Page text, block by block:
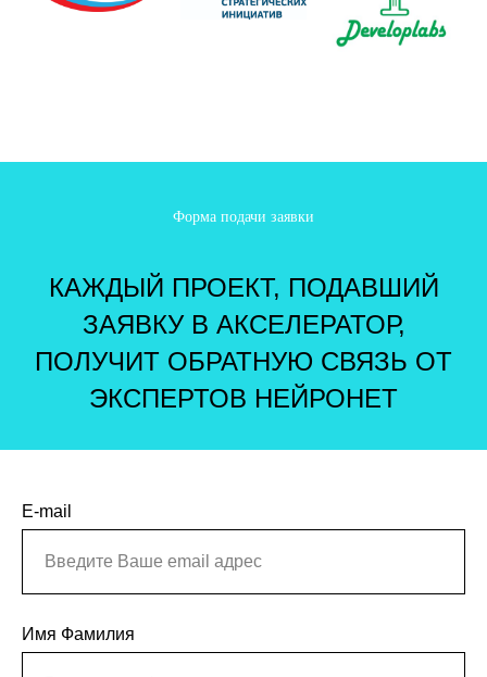
Форма подачи заявки
КАЖДЫЙ ПРОЕКТ, ПОДАВШИЙ
ЗАЯВКУ В АКСЕЛЕРАТОР,
ПОЛУЧИТ ОБРАТНУЮ СВЯЗЬ ОТ
ЭКСПЕРТОВ НЕЙРОНЕТ
E-mail
Имя Фамилия